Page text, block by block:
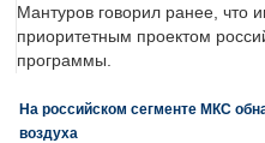
Мантуров говорил ранее, что
приоритетным проектом
программы.
На российском сегменте МКС
воздуха